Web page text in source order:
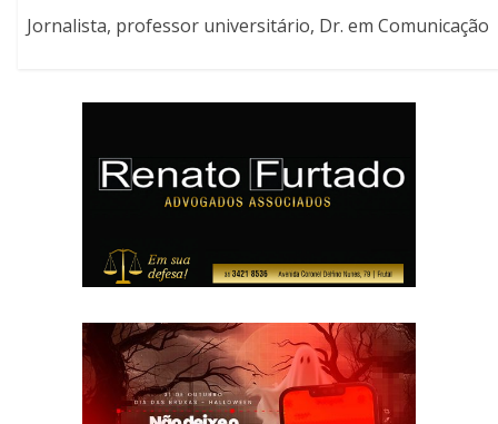
Jornalista, professor universitário, Dr. em Comunicação